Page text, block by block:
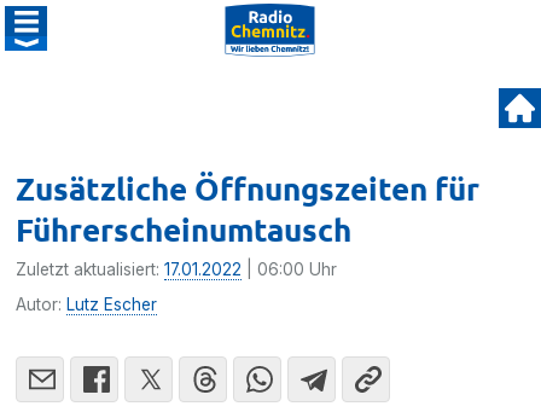
Zusätzliche Öffnungszeiten für
Führerscheinumtausch
Zuletzt aktualisiert:17.01.2022 | 06:00 Uhr
Autor: Lutz Escher